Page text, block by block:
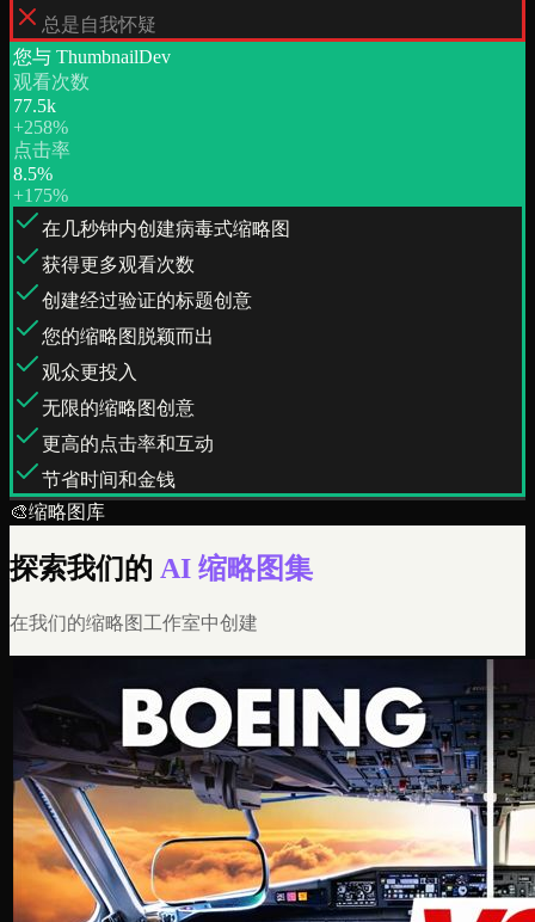
总是自我怀疑
您与 ThumbnailDev
观看次数
77.5k
+258%
点击率
8.5%
+175%
在几秒钟内创建病毒式缩略图
获得更多观看次数
创建经过验证的标题创意
您的缩略图脱颖而出
观众更投入
无限的缩略图创意
更高的点击率和互动
节省时间和金钱
🎨缩略图库
探索我们的 AI 缩略图集
在我们的缩略图工作室中创建